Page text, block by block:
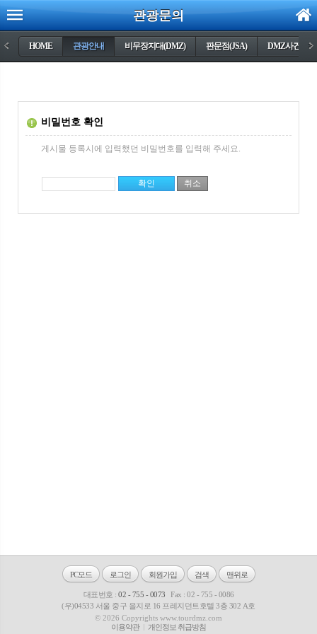
관광문의
< HOME 관광안내 비무장지대(DMZ) 판문점(JSA) DMZ사건들 >
비밀번호 확인
게시물 등록시에 입력했던 비밀번호를 입력해 주세요.
PC모드 로그인 회원가입 검색 맨위로
대표번호 : 02 - 755 - 0073
Fax : 02 - 755 - 0086
(우)04533 서울 중구 을지로 16 프레지던트호텔 3층 302 A호
© 2026 Copyrights www.tourdmz.com
이용약관
개인정보 취급방침